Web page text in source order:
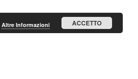
Altre Informazioni ACCETTO